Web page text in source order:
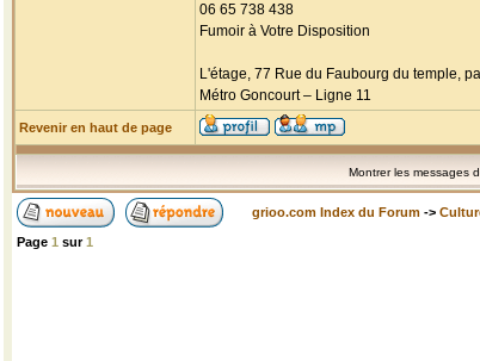
06 65 738 438
Fumoir à Votre Disposition
L'étage, 77 Rue du Faubourg du temple,
Métro Goncourt – Ligne 11
Revenir en haut de page
Montrer les messages
grioo.com Index du Forum ->
Page 1 sur1